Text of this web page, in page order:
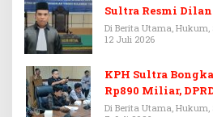
Sultra Resmi
PERADI
Di Berita Utama, Hukum,
12 Juli 2026
KPH Sultra
Rp890 Miliar,
Di Berita Utama, Hukum,